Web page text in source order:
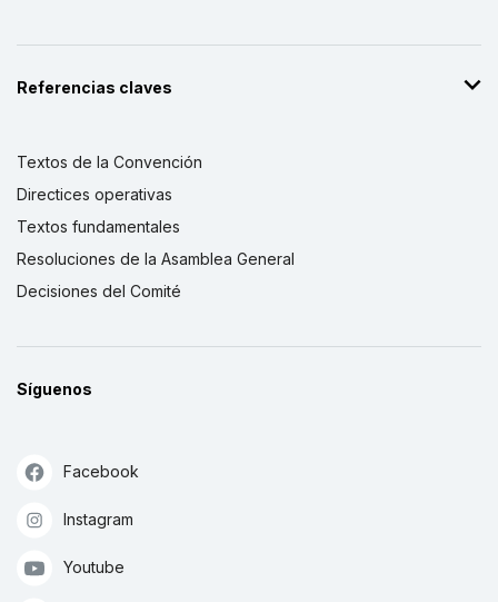
Referencias claves
Textos de la Convención
Directices operativas
Textos fundamentales
Resoluciones de la Asamblea General
Decisiones del Comité
Síguenos
Facebook
Instagram
Youtube